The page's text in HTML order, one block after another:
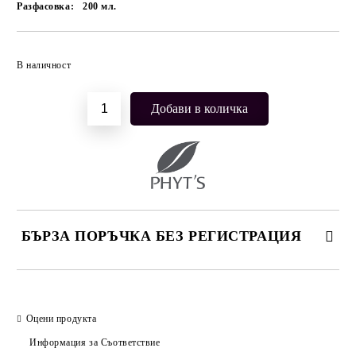
Разфасовка: 200мл.
В наличност
БЪРЗА ПОРЪЧКА БЕЗ РЕГИСТРАЦИЯ
Оцени продукта
Информация за Съответствие